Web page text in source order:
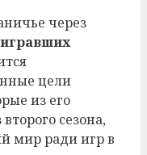
через
цели
из его
сезона,
мир ради игр в